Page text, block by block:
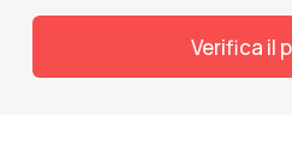
Verifica il